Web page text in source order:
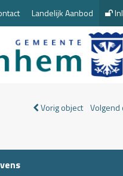
Landelijk Aanbod
Vorig object Volgend